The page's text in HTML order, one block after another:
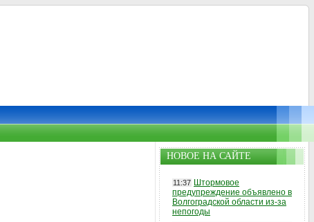
НОВОЕ НА САЙТЕ
11:37 Штормовое
предупреждение объявлено в
Волгоградской области из-за
непогоды